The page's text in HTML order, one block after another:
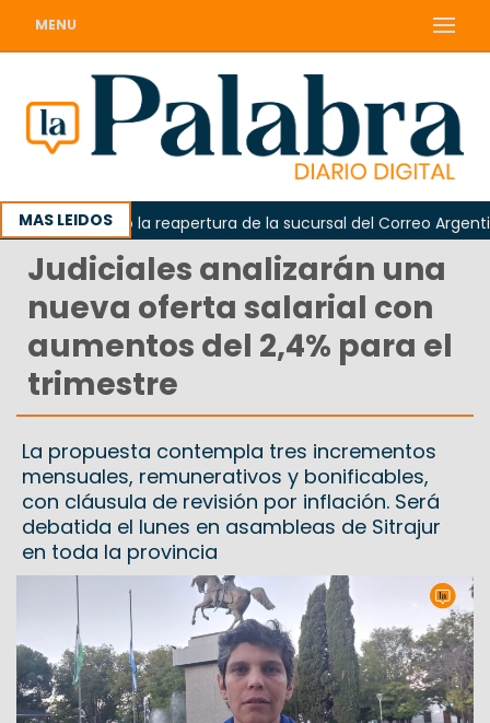
MENU
MAS LEIDOS
reclamó la reapertura de la sucursal del Correo Argentino
Judiciales analizarán una
nueva oferta salarial con
aumentos del 2,4% para el
trimestre
La propuesta contempla tres incrementos
mensuales, remunerativos y bonificables,
con cláusula de revisión por inflación. Será
debatida el lunes en asambleas de Sitrajur
en toda la provincia